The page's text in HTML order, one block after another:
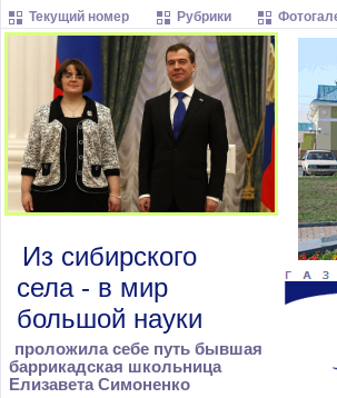
Текущий номер Рубрики
Из сибирского
села - в мир
большой науки
проложила себе путь бывшая
баррикадская школьница
Елизавета Симоненко